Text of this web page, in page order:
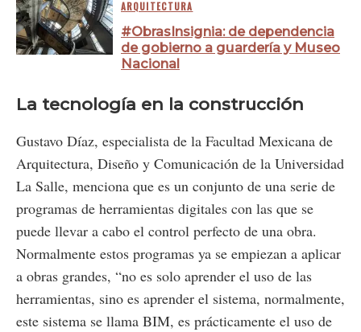
ARQUITECTURA
#ObrasInsignia: de dependencia
de gobierno a guardería y Museo
Nacional
La tecnología en la construcción
Gustavo Díaz, especialista de la Facultad Mexicana de
Arquitectura, Diseño y Comunicación de la Universidad
La Salle, menciona que es un conjunto de una serie de
programas de herramientas digitales con las que se
puede llevar a cabo el control perfecto de una obra.
Normalmente estos programas ya se empiezan a aplicar
a obras grandes, “no es solo aprender el uso de las
herramientas, sino es aprender el sistema, normalmente,
este sistema se llama BIM, es prácticamente el uso de